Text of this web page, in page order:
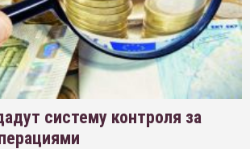
систему контроля за